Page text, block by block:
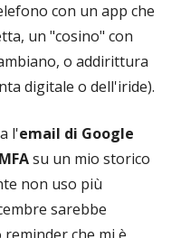
con un app che
un "cosino" con
o addirittura
digitale o dell'iride).
l'email di Google
su un mio storico
non uso più
sarebbe